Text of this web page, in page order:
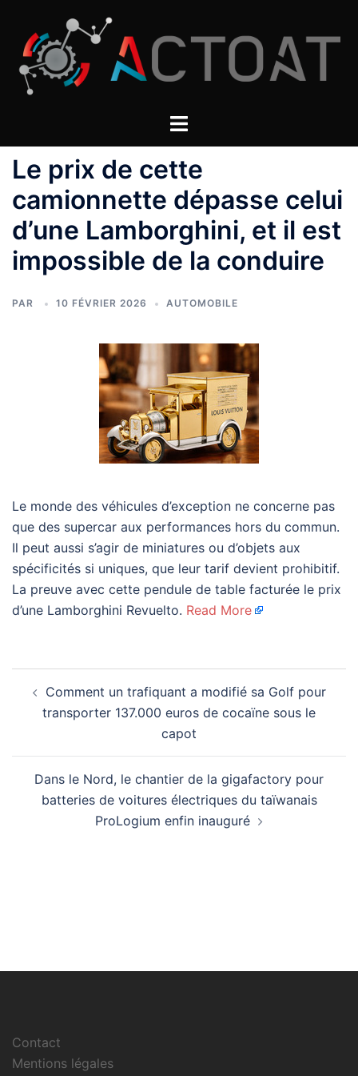
contenu
Le prix de cette
camionnette dépasse celui
d’une Lamborghini, et il est
impossible de la conduire
PAR 10 FÉVRIER 2026 AUTOMOBILE
Le monde des véhicules d’exception ne concerne pas
que des supercar aux performances hors du commun.
Il peut aussi s’agir de miniatures ou d’objets aux
spécificités si uniques, que leur tarif devient prohibitif.
La preuve avec cette pendule de table facturée le prix
d’une Lamborghini Revuelto. Read More
d’article
Comment un trafiquant a modifié sa Golf pour
transporter 137.000 euros de cocaïne sous le
capot
Dans le Nord, le chantier de la gigafactory pour
batteries de voitures électriques du taïwanais
ProLogium enfin inauguré
Contact
Mentions légales